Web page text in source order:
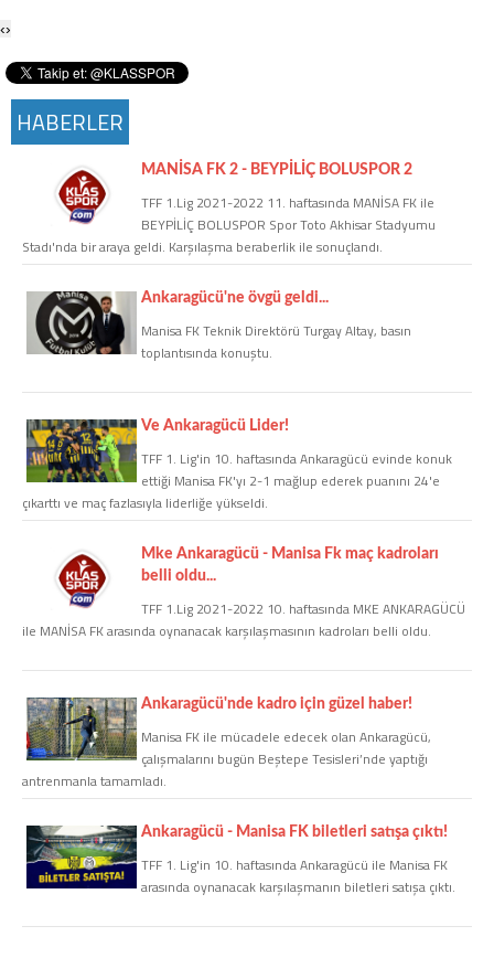
Instagram
Hakkımızda
Künye
Web Sürüme Geç
COPYLEFT 2014. AGB Bilişim Teknolojileri
‹›
HABERLER
MANİSA FK 2 - BEYPİLİÇ BOLUSPOR 2
TFF 1.Lig 2021-2022 11. haftasında MANİSA FK ile
BEYPİLİÇ BOLUSPOR Spor Toto Akhisar Stadyumu
Stadı'nda bir araya geldi. Karşılaşma beraberlik ile sonuçlandı.
Ankaragücü'ne övgü geldi...
Manisa FK Teknik Direktörü Turgay Altay, basın
toplantısında konuştu.
Ve Ankaragücü Lider!
TFF 1. Lig'in 10. haftasında Ankaragücü evinde konuk
ettiği Manisa FK'yı 2-1 mağlup ederek puanını 24'e
çıkarttı ve maç fazlasıyla liderliğe yükseldi.
Mke Ankaragücü - Manisa Fk maç kadroları
belli oldu...
TFF 1.Lig 2021-2022 10. haftasında MKE ANKARAGÜCÜ
ile MANİSA FK arasında oynanacak karşılaşmasının kadroları belli oldu.
Ankaragücü'nde kadro için güzel haber!
Manisa FK ile mücadele edecek olan Ankaragücü,
çalışmalarını bugün Beştepe Tesisleri’nde yaptığı
antrenmanla tamamladı.
Ankaragücü - Manisa FK biletleri satışa çıktı!
TFF 1. Lig'in 10. haftasında Ankaragücü ile Manisa FK
arasında oynanacak karşılaşmanın biletleri satışa çıktı.